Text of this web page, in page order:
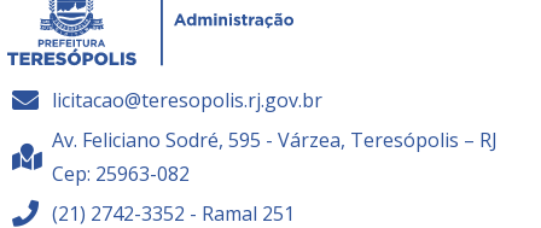
licitacao@teresopolis.rj.gov.br
Av. Feliciano Sodré, 595 - Várzea, Teresópolis – RJ
Cep: 25963-082
(21) 2742-3352 - Ramal 251